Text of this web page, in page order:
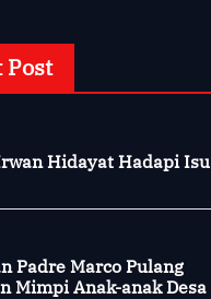
Post
Hidayat Hadapi Isu
Padre Marco Pulang
Mimpi Anak-anak Desa